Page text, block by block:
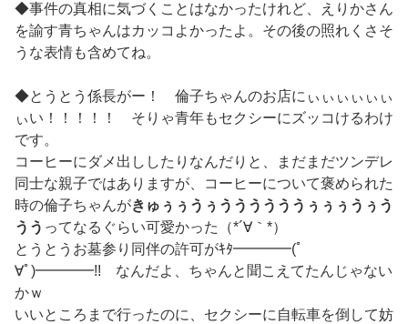
◆事件の真相に気づくことはなかったけれど、えりかさん
を諭す青ちゃんはカッコよかったよ。その後の照れくさそ
うな表情も含めてね。
◆とうとう係長がー！ 倫子ちゃんのお店にぃぃぃぃぃぃ
ぃい！！！！！ そりゃ青年もセクシーにズッコけるわけ
です。
コーヒーにダメ出ししたりなんだりと、まだまだツンデレ
同士な親子ではありますが、コーヒーについて褒められた
時の倫子ちゃんがきゅぅぅうぅううううううぅぅぅうぅう
うう ってなるぐらい可愛かった（*´∀｀*）
とうとうお墓参り同伴の許可がｷﾀ━━━━(ﾟ
∀ﾟ)━━━━!! なんだよ、ちゃんと聞こえてたんじゃない
かｗ
いいところまで行ったのに、セクシーに自転車を倒して妨